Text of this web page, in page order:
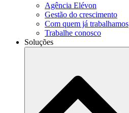
Agência Elévon
Gestão do crescimento
Com quem já trabalhamos
Trabalhe conosco
Soluções